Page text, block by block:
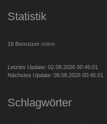
Statistik
10 Benutzer online
Letztes Update: 02.08.2026 00:45:01
Nächstes Update: 09.08.2026 00:45:01
Schlagwörter